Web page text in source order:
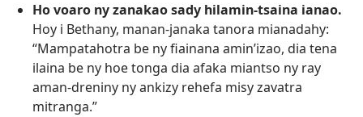
Ho voaro ny zanakao sady hilamin-tsaina ianao.
Hoy i Bethany, manan-janaka tanora mianadahy:
“Mampatahotra be ny fiainana amin’izao, dia tena
ilaina be ny hoe tonga dia afaka miantso ny ray
aman-dreniny ny ankizy rehefa misy zavatra
mitranga.”